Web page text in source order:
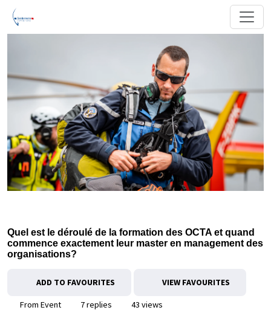
Quel est le déroulé de la formation des OCTA et quand
commence exactement leur master en management des
organisations?
ADD TO FAVOURITES VIEW FAVOURITES
From Event 7 replies
43 views